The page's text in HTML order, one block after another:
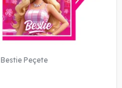
Bestie Peçete